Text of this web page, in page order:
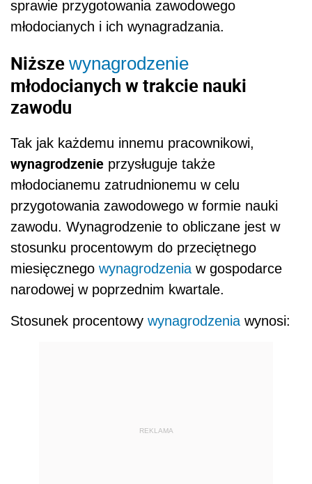
sprawie przygotowania zawodowego
młodocianych i ich wynagradzania.
Niższe wynagrodzenie
młodocianych w trakcie nauki
zawodu
Tak jak każdemu innemu pracownikowi,
wynagrodzenie przysługuje także
młodocianemu zatrudnionemu w celu
przygotowania zawodowego w formie nauki
zawodu. Wynagrodzenie to obliczane jest w
stosunku procentowym do przeciętnego
miesięcznego wynagrodzenia w gospodarce
narodowej w poprzednim kwartale.
Stosunek procentowy wynagrodzenia wynosi:
REKLAMA